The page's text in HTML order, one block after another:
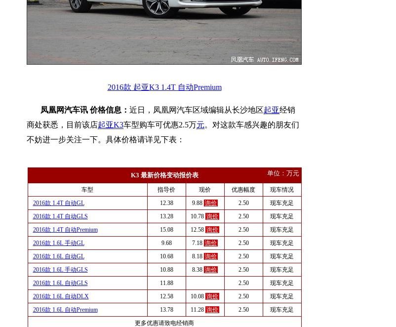
2016款 起亚K3 1.4T 自动Premium
凤凰网汽车讯 价格信息： 近日，凤凰网汽车区域编辑从长沙地区起亚经销
商处获悉，目前该店起亚K3车型购车可优惠2.5万元。对这款车感兴趣的朋友们
不妨进一步关注一下。具体价格请详见下表：
K3 最新价格变动报价表 单位：万元
车型 指导价 现价 优惠幅度
现车情况
2016款 1.4T 自动GL
12.38 9.88 询价 2.50
现车充足
2016款 1.4T 自动GLS
13.28 10.78 询价 2.50
现车充足
2016款 1.4T 自动Premium
15.08 12.58 询价 2.50
现车充足
2016款 1.6L 手动GL
9.68 7.18 询价 2.50
现车充足
2016款 1.6L 自动GL
10.68 8.18 询价 2.50
现车充足
2016款 1.6L 手动GLS
10.88 8.38 询价 2.50
现车充足
2016款 1.6L 自动GLS
11.88 2.50
现车充足
2016款 1.6L 自动DLX
12.58 10.08 询价 2.50
现车充足
2016款 1.6L 自动Premium
13.78 11.28 询价 2.50
现车充足
更多优惠请致电经销商